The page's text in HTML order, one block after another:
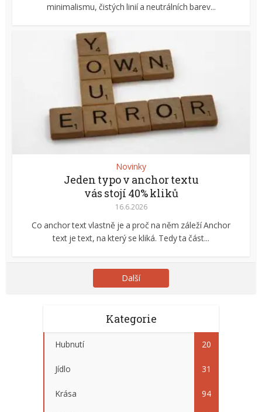
minimalismu, čistých linií a neutrálních barev...
Novinky
Jeden typo v anchor textu
vás stojí 40% kliků
16.6.2026
Co anchor text vlastně je a proč na něm záleží Anchor
text je text, na který se kliká. Tedy ta část...
Další
Kategorie
Hubnutí 20
Jídlo 31
Krása 94